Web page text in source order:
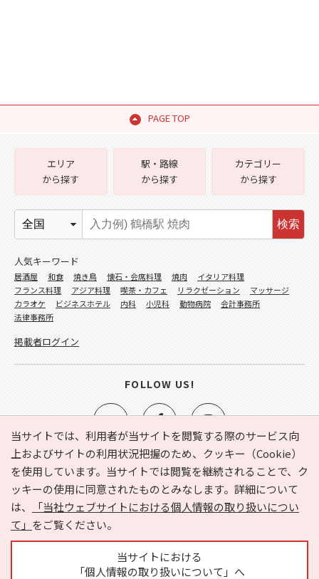
PAGE TOP
当サイトでは、利用者が当サイトを閲覧する際のサービス向
上およびサイトの利用状況把握のため、クッキー（Cookie）
を使用しています。当サイトでは閲覧を継続されることで、ク
ッキーの使用に同意されたものとみなします。詳細について
は、
「当社ウェブサイトにおける個人情報の取り扱いについ
て」 をご覧ください。
当サイトにおける
「個人情報の取り扱いについて」へ
e-NAVITA（イーナビタ）とは？ お気に入り
ヘルプ
利用規約
個人情報の取り扱いについて
運営会社
サイトマップ
広告掲載に関するお問い合わせ
エリア
から探す
駅・路線
から探す
カテゴリー
から探す
検索
人気キーワード
居酒屋 和食 焼き鳥 懐石・会席料理 焼肉
イタリア料理
フランス料理
アジア料理 喫茶・カフェ リラクゼーション
マッサージ
カラオケ
ビジネスホテル 内科 小児科 動物病院
会計事務所
法律事務所
掲載者ログイン
FOLLOW US!